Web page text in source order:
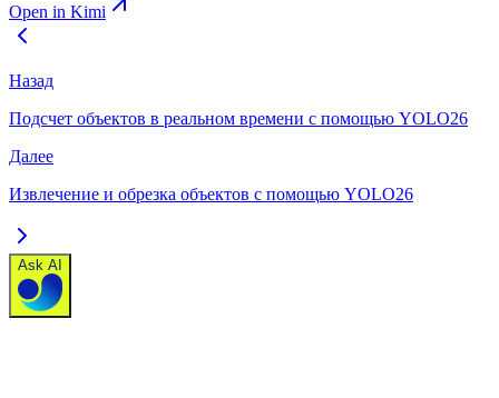
Open in Kimi
Назад
Подсчет объектов в реальном времени с помощью YOLO26
Далее
Извлечение и обрезка объектов с помощью YOLO26
Ask AI